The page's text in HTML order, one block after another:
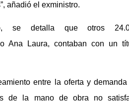
añadió el exministro.
se detalla que otros
Ana Laura, contaban con un
entre la oferta y demanda
de la mano de obra no